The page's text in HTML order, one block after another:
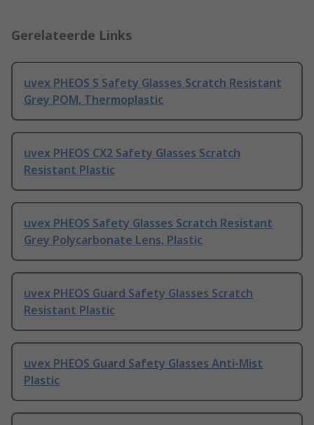
Gerelateerde Links
uvex PHEOS S Safety Glasses Scratch Resistant
Grey POM, Thermoplastic
uvex PHEOS CX2 Safety Glasses Scratch
Resistant Plastic
uvex PHEOS Safety Glasses Scratch Resistant
Grey Polycarbonate Lens, Plastic
uvex PHEOS Guard Safety Glasses Scratch
Resistant Plastic
uvex PHEOS Guard Safety Glasses Anti-Mist
Plastic